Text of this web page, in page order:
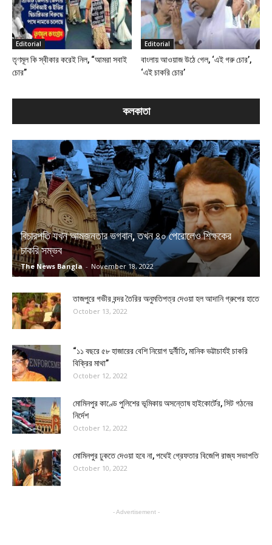
Editorial
তৃণমূল কি স্বীকার করেই নিল, “আমরা সবাই
চোর”
Editorial
বাংলায় আওয়াজ উঠে গেল, ‘এই গরু চোর’,
‘এই চাকরি চোর’
কলকাতা
বিচারপতি যখন আমজনতার ভগবান, তখন ৪০ পেরোলেও শিক্ষকের
চাকরি সম্ভব
The News Bangla - November 18, 2022
তাজপুরে গভীর বন্দর তৈরির অনুমতিপত্র দেওয়া হল আদানি গ্রুপের হাতে
October 13, 2022
“১১ বছরে ৫৮ হাজারের বেশি নিয়োগ দুর্নীতি, মানিক ভট্টাচার্যই চাকরি
বিক্রির মাথা”
October 12, 2022
মোমিনপুর কাণ্ডে পুলিশের ভূমিকায় অসন্তোষ হাইকোর্টের, সিট গঠনের
নির্দেশ
October 12, 2022
মোমিনপুর ঢুকতে দেওয়া হবে না, পথেই গ্রেফতার বিজেপি রাজ্য সভাপতি
October 10, 2022
- Advertisement -